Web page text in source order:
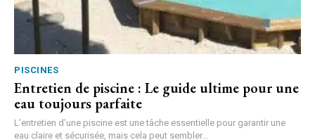
PISCINES
Entretien de piscine : Le guide ultime pour une
eau toujours parfaite
L’entretien d’une piscine est une tâche essentielle pour garantir une
eau claire et sécurisée, mais cela peut sembler...